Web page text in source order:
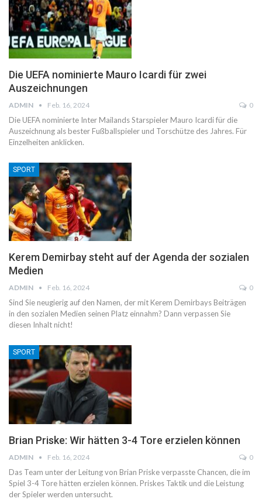
Die UEFA nominierte Mauro Icardi für zwei
Auszeichnungen
ADMIN Feb. 16, 2024 0
Die UEFA nominierte Inter Mailands Starspieler Mauro Icardi für die
Auszeichnung als bester Fußballspieler und Torschütze des Jahres. Für
Einzelheiten anklicken.
SPORT
Kerem Demirbay steht auf der Agenda der sozialen
Medien
ADMIN Feb. 16, 2024 0
Sind Sie neugierig auf den Namen, der mit Kerem Demirbays Beiträgen
in den sozialen Medien seinen Platz einnahm? Dann verpassen Sie
diesen Inhalt nicht!
SPORT
Brian Priske: Wir hätten 3-4 Tore erzielen können
ADMIN Feb. 16, 2024 0
Das Team unter der Leitung von Brian Priske verpasste Chancen, die im
Spiel 3-4 Tore hätten erzielen können. Priskes Taktik und die Leistung
der Spieler werden untersucht.